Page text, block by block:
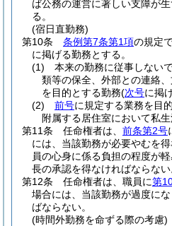
ば公務の運営に著しい支障が
る。
(宿日直勤務)
第10条
条例第7条第1項の規定
に掲げる勤務とする。
(1)
本来の勤務に従事しない
類等の保全、外部との連絡
を目的とする勤務(次号に掲
(2)
前号に規定する業務を目
附属する居住室において私
第11条
任命権者は、 前条第2号
には、当該勤務が必要やむを
員の心身に係る負担の程度が
長の承認を得なければならない
第12条
任命権者は、職員に第
場合には、当該勤務が過度に
ばならない。
(時間外勤務を命ずる際の考慮)